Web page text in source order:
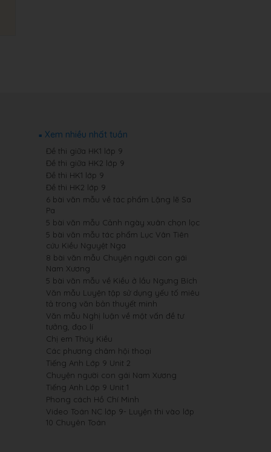
Xem nhiều nhất tuần
Đề thi giữa HK1 lớp 9
Đề thi giữa HK2 lớp 9
Đề thi HK1 lớp 9
Đề thi HK2 lớp 9
6 bài văn mẫu về tác phẩm Lặng lẽ Sa
Pa
5 bài văn mẫu Cảnh ngày xuân chọn lọc
5 bài văn mẫu tác phẩm Lục Vân Tiên
cứu Kiều Nguyệt Nga
8 bài văn mẫu Chuyện người con gái
Nam Xương
5 bài văn mẫu về Kiều ở lầu Ngưng Bích
Văn mẫu Luyện tập sử dụng yếu tố miêu
tả trong văn bản thuyết minh
Văn mẫu Nghị luận về một vấn đề tư
tưởng, đạo lí
Chị em Thúy Kiều
Các phương châm hội thoại
Tiếng Anh Lớp 9 Unit 2
Chuyện người con gái Nam Xương
Tiếng Anh Lớp 9 Unit 1
Phong cách Hồ Chí Minh
Video Toán NC lớp 9- Luyện thi vào lớp
10 Chuyên Toán